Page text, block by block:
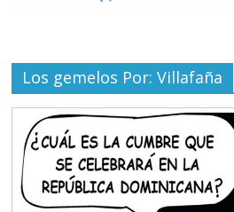
Los gemelos Por: Villafaña